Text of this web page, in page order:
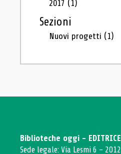
2017 (1)
Sezioni
Nuovi progetti (1)
Biblioteche oggi -
Sede legale: Via Lesmi 6 -